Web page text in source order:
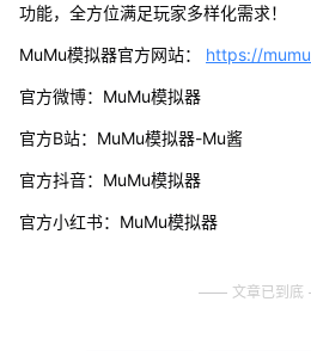
功能，全方位满足玩家多样化需求！
MuMu模拟器官方网站： https://
官方微博：MuMu模拟器
官方B站：MuMu模拟器-Mu酱
官方抖音：MuMu模拟器
官方小红书：MuMu模拟器
文章已到底